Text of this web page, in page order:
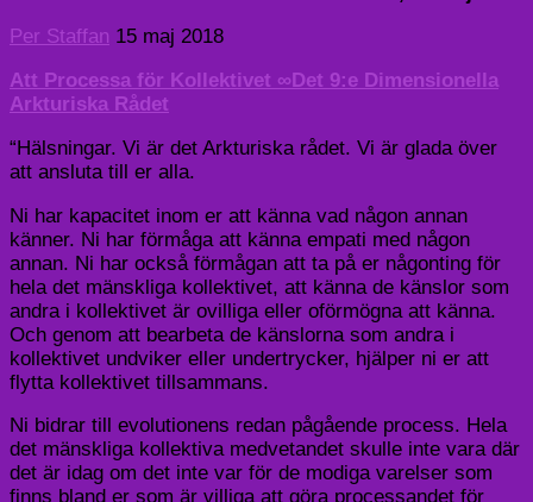
Per Staffan 15 maj 2018
Att Processa för Kollektivet ∞Det 9:e Dimensionella
Arkturiska Rådet
“Hälsningar. Vi är det Arkturiska rådet. Vi är glada över
att ansluta till er alla.
Ni har kapacitet inom er att känna vad någon annan
känner. Ni har förmåga att känna empati med någon
annan. Ni har också förmågan att ta på er någonting för
hela det mänskliga kollektivet, att känna de känslor som
andra i kollektivet är ovilliga eller oförmögna att känna.
Och genom att bearbeta de känslorna som andra i
kollektivet undviker eller undertrycker, hjälper ni er att
flytta kollektivet tillsammans.
Ni bidrar till evolutionens redan pågående process. Hela
det mänskliga kollektiva medvetandet skulle inte vara där
det är idag om det inte var för de modiga varelser som
finns bland er som är villiga att göra processandet för